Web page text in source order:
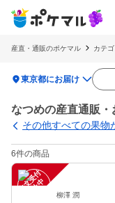
産直・通販のポケマル カテ
location_on東京都にお届け
なつめの産直通販
その他すべての果物
6件の商品
注
文
受
付
停
止
中 柳澤 潤